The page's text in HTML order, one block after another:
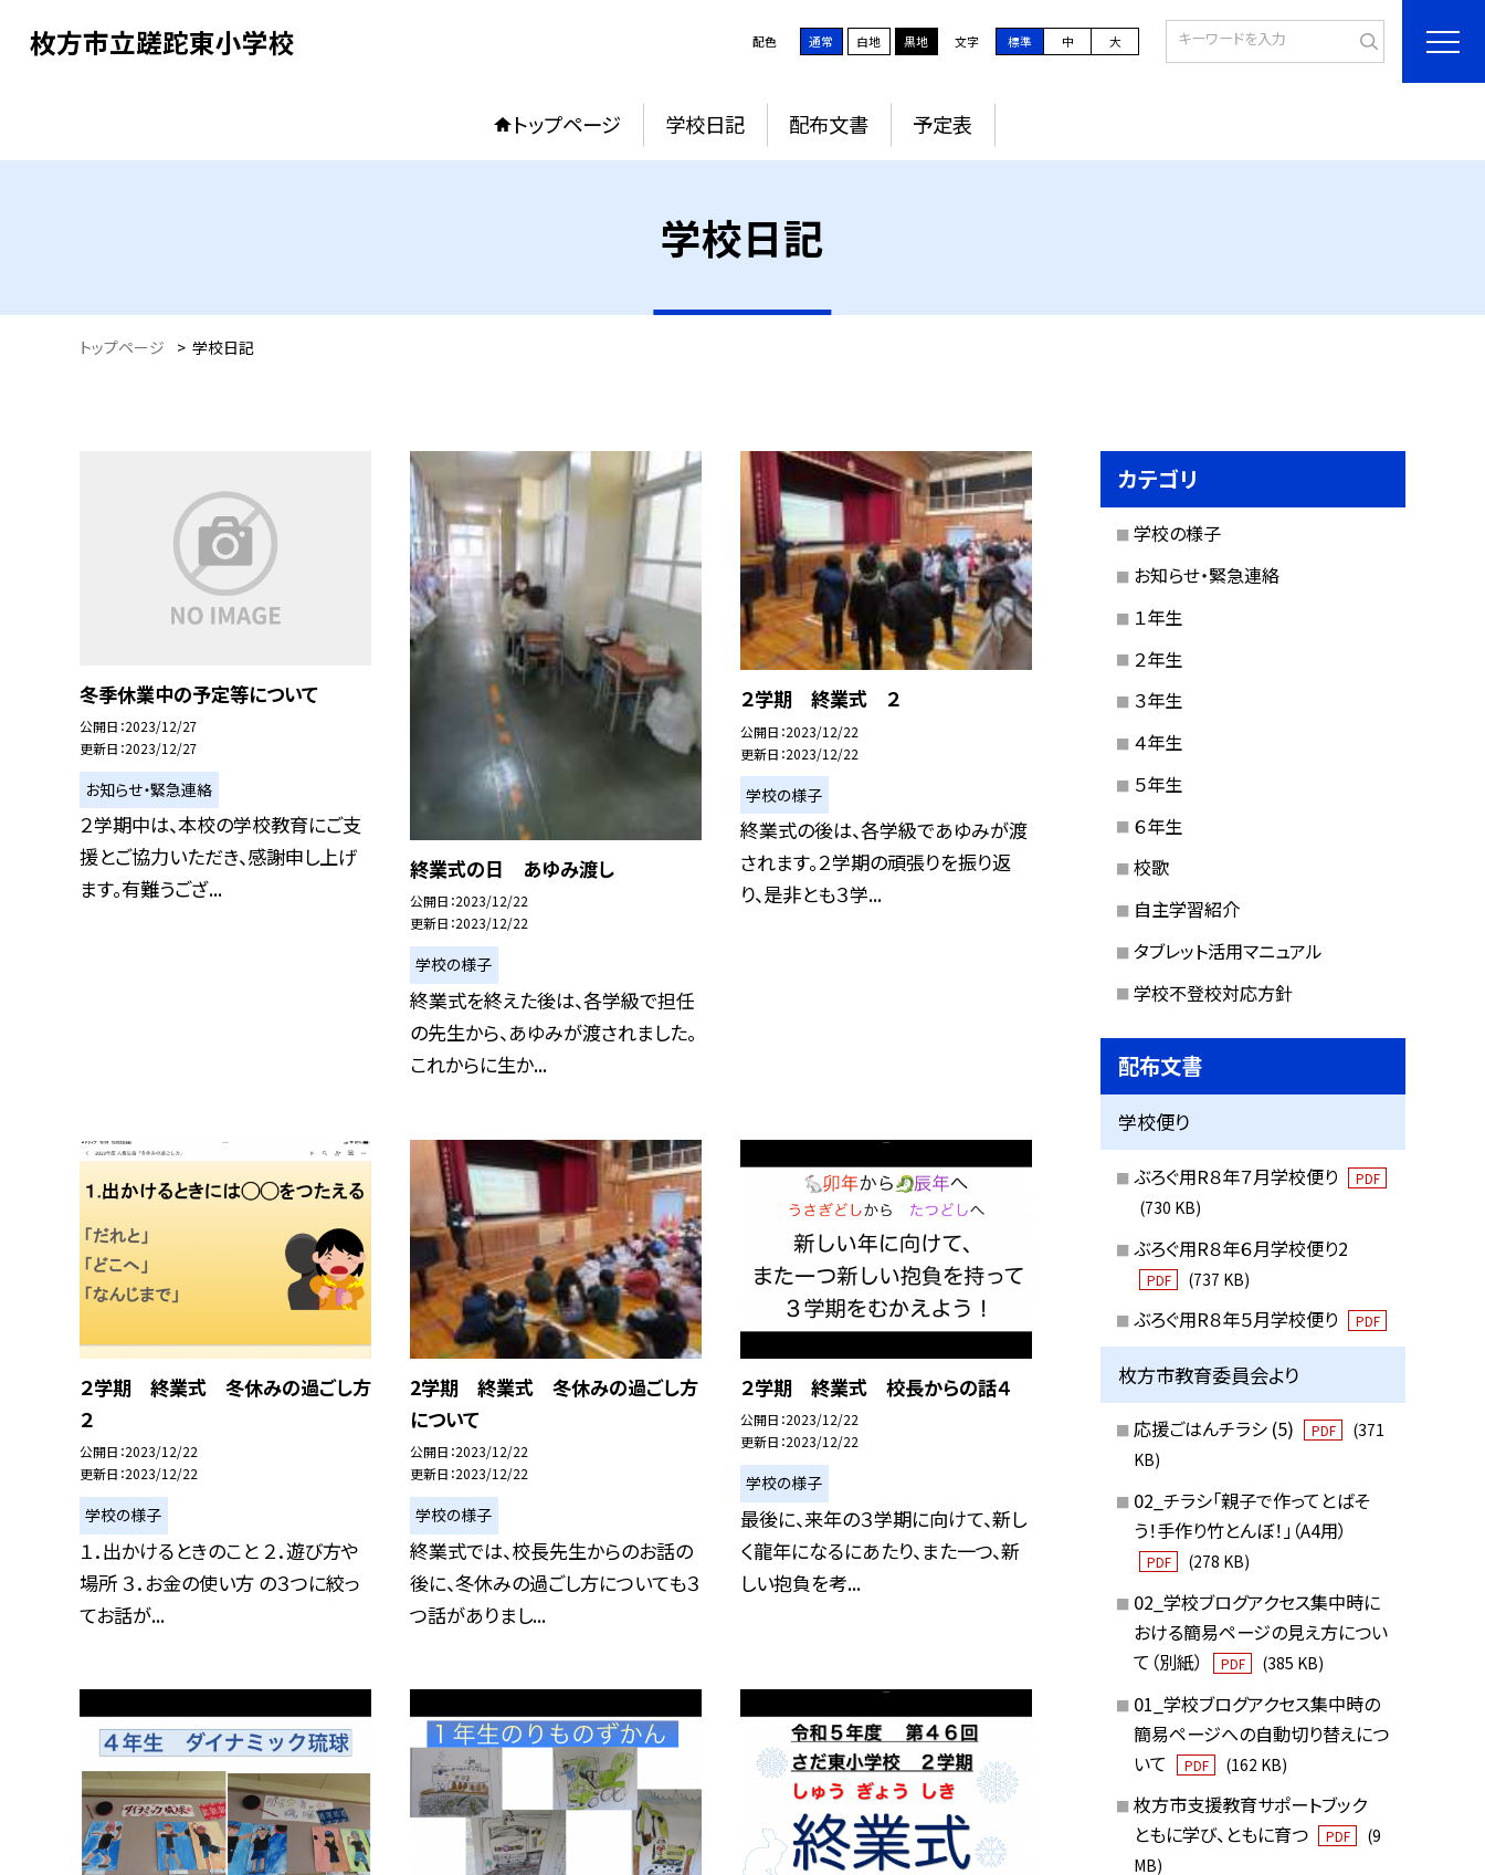
枚方市立蹉跎東小学校 配色 通常 白地 黒地 文字 標準 中 大
トップページ 学校日記 配布文書 予定表
学校日記
トップページ > 学校日記
冬季休業中の予定等について
公開日 2023/12/27
更新日 2023/12/27
お知らせ・緊急連絡
２学期中は、本校の学校教育にご支
援とご協力いただき、感謝申し上げ
ます。有難うござ...
終業式の日 あゆみ渡し
公開日 2023/12/22
更新日 2023/12/22
学校の様子
終業式を終えた後は、各学級で担任
の先生から、あゆみが渡されました。
これからに生か...
２学期 終業式 ２
公開日 2023/12/22
更新日 2023/12/22
学校の様子
終業式の後は、各学級であゆみが渡
されます。２学期の頑張りを振り返
り、是非とも３学...
２学期 終業式 冬休みの過ごし方
２
公開日 2023/12/22
更新日 2023/12/22
学校の様子
１．出かけるときのこと ２．遊び方や
場所 ３．お金の使い方 の３つに絞っ
てお話が...
2学期 終業式 冬休みの過ごし方
について
公開日 2023/12/22
更新日 2023/12/22
学校の様子
終業式では、校長先生からのお話の
後に、冬休みの過ごし方についても３
つ話がありまし...
２学期 終業式 校長からの話４
公開日 2023/12/22
更新日 2023/12/22
学校の様子
最後に、来年の３学期に向けて、新し
く龍年になるにあたり、また一つ、新
しい抱負を考...
カテゴリ
学校の様子
お知らせ・緊急連絡
１年生
２年生
３年生
４年生
５年生
６年生
校歌
自主学習紹介
タブレット活用マニュアル
学校不登校対応方針
配布文書
学校便り
ぶろぐ用R８年７月学校便り PDF
(730 KB)
ぶろぐ用R８年６月学校便り2
PDF (737 KB)
ぶろぐ用R８年５月学校便り PDF
枚方市教育委員会より
応援ごはんチラシ (5) PDF
(371
KB)
02_チラシ「親子で作ってとばそ
う！手作り竹とんぼ！」（A4用）
PDF (278 KB)
02_学校ブログアクセス集中時に
おける簡易ページの見え方につい
て（別紙）
PDF (385 KB)
01_学校ブログアクセス集中時の
簡易ページへの自動切り替えにつ
いて
PDF (162 KB)
枚方市支援教育サポートブック
ともに学び、ともに育つ
PDF
(9
MB)